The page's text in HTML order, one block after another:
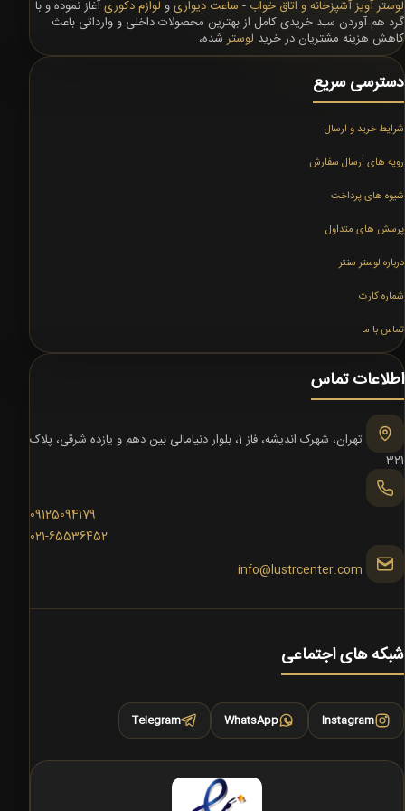
لوستر آویز آشپزخانه و اتاق خواب - ساعت دیواریو لوازم دکوریآغاز نموده و با
گرد هم آوردن سبد خریدی کامل از بهترین محصولات داخلی و وارداتی باعث
کاهش هزینه مشتریان در خرید لوستر شده،
دسترسی سریع
شرایط خرید و ارسال
رویه های ارسال سفارش
شیوه های پرداخت
پرسش های متداول
درباره لوستر سنتر
شماره کارت
تماس با ما
اطلاعات تماس
تهران، شهرک اندیشه، فاز 1، بلوار دنیامالی بین دهم و یازده شرقی، پلاک
321
09125094179
021-65536452
info@lustrcenter.com
شبکه های اجتماعی
Instagram
WhatsApp
Telegram